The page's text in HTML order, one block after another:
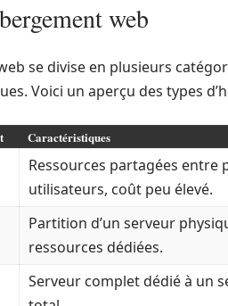
web
se divise en plusieurs
Voici un aperçu des types
Caractéristiques
Ressources partagées entre
utilisateurs, coût peu élevé.
Partition d’un serveur
ressources dédiées.
Serveur complet dédié à un